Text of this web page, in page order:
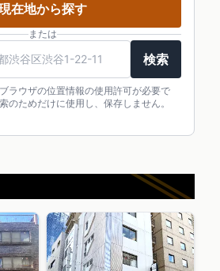
在地から探す
または
検索
ラウザの位置情報の使用許可が必要で
のためだけに使用し、保存しません。